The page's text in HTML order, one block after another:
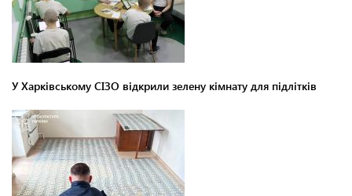
У Харківському СІЗО відкрили зелену кімнату для підлітків